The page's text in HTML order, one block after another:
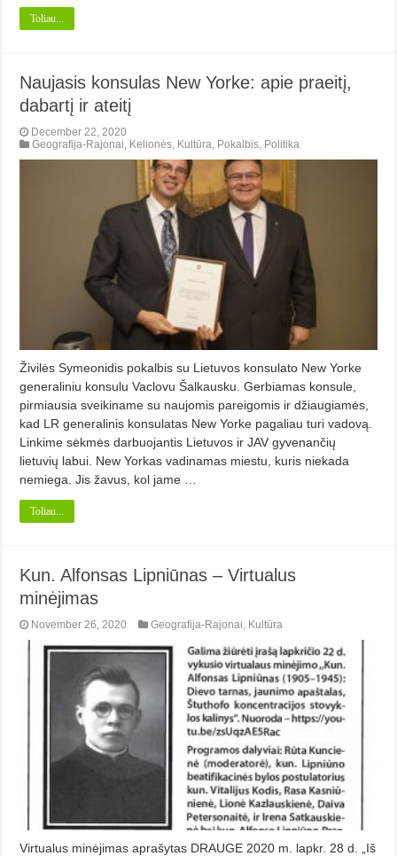
Toliau...
Naujasis konsulas New Yorke: apie praeitį,
dabartį ir ateitį
December 22, 2020
Geografija-Rajonai, Kelionės, Kultūra, Pokalbis, Politika
Živilės Symeonidis pokalbis su Lietuvos konsulato New Yorke
generaliniu konsulu Vaclovu Šalkausku. Gerbiamas konsule,
pirmiausia sveikiname su naujomis pareigomis ir džiaugiamės,
kad LR generalinis konsulatas New Yorke pagaliau turi vadovą.
Linkime sėkmės darbuojantis Lietuvos ir JAV gyvenančių
lietuvių labui. New Yorkas vadinamas miestu, kuris niekada
nemiega. Jis žavus, kol jame …
Toliau...
Kun. Alfonsas Lipniūnas – Virtualus
minėjimas
November 26, 2020 Geografija-Rajonai, Kultūra
Virtualus minėjimas aprašytas DRAUGE 2020 m. lapkr. 28 d. „Iš